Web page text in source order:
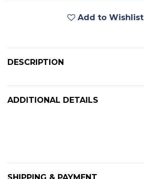
Add to Wishlist
DESCRIPTION
ADDITIONAL DETAILS